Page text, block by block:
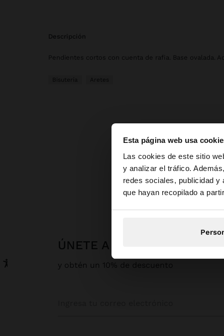
Esta página web usa
Las cookies de este sitio
y analizar el tráfico.
redes sociales, publicidad y
que hayan recopilado a
hola
Estás accediendo
descripción
Pendientes cortos con cuenta de rafia. Base ovalada.
Bisutería Aretes
ÚNETE A NUESTRA
y obtén un 10% de descuento